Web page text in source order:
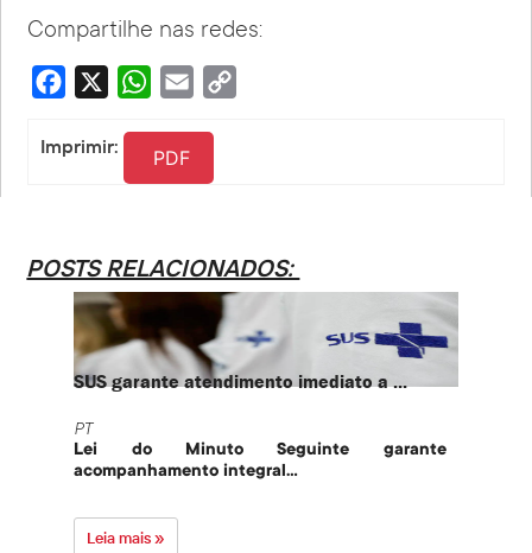
Compartilhe nas redes:
Facebook WhatsApp
Email
Imprimir: PDF
POSTS RELACIONADOS:
SUS garante atendimento imediato a ...
PT
Lei do Minuto Seguinte garante
acompanhamento integral...
Leia mais »